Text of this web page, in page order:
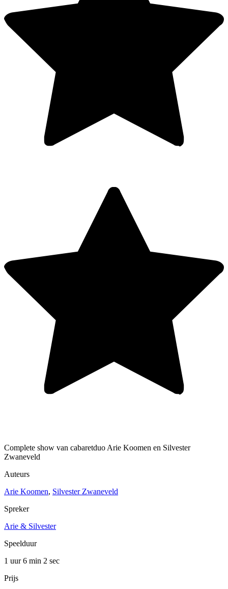
Complete show van cabaretduo Arie Koomen en Silvester
Zwaneveld
Auteurs
Arie Koomen, Silvester Zwaneveld
Spreker
Arie & Silvester
Speelduur
1 uur 6 min 2 sec
Prijs